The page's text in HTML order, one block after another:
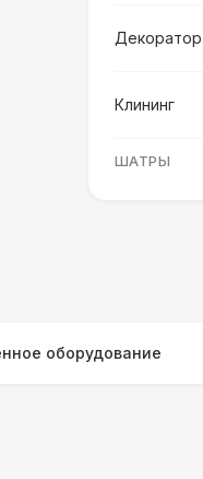
Декоратор
Клининг
ШАТРЫ
оборудование